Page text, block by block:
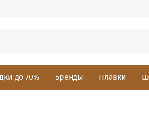
до 70% Бренды Плавки